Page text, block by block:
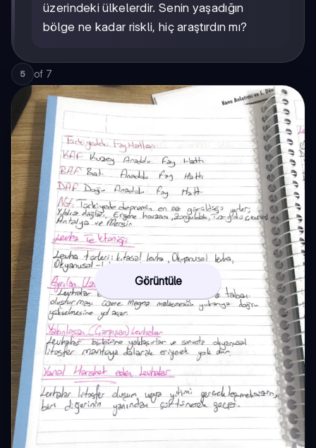
üzerindeki ülkelerdir. Senin yaşadığın
bölge ne kadar riskli, hiç araştırdın mı?
5 of 7
Görüntüle